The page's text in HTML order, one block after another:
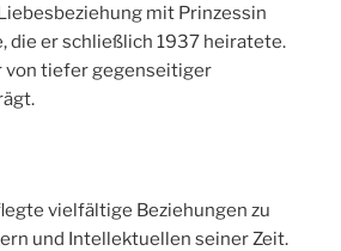
mit Prinzessin
die er schließlich 1937 heiratete.
von tiefer gegenseitiger
vielfältige Beziehungen zu
und Intellektuellen seiner Zeit.